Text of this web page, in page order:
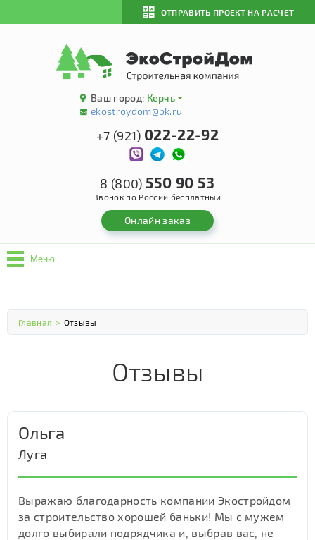
ОТПРАВИТЬ ПРОЕКТ НА РАСЧЕТ
Ваш город: Керчь
ekostroydom@bk.ru
+7 (921) 022-22-92
8 (800) 550 90 53
Звонок по России бесплатный
Онлайн заказ
Меню
Главная > Отзывы
Отзывы
Ольга
Луга
Выражаю благодарность компании Экостройдом
за строительство хорошей баньки! Мы с мужем
долго выбирали подрядчика и, выбрав вас, не